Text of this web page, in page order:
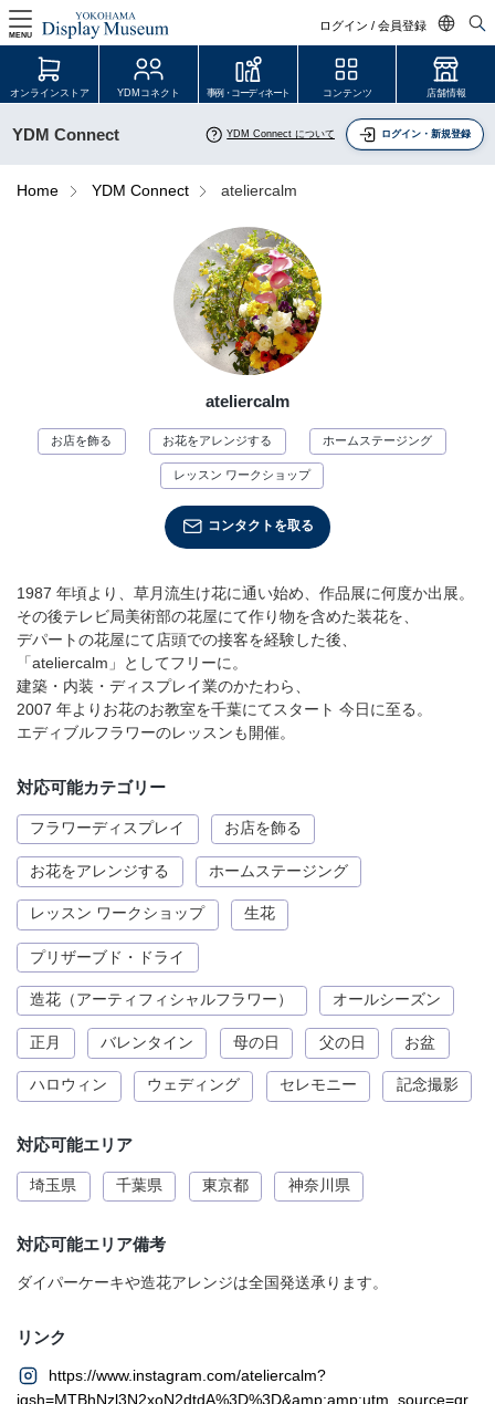
ログイン / 会員登録
日本語
中文简体
MENU
ログイン・会員登録
リンク
JDCA(ディスプレイスクール)
採用情報
お問い合わせ
プライバシーポリシー
OFFICIAL SNS
オンラインストア YDMコネクト 事例・コーディネート コンテンツ 店舗情報
YDM Connect YDM Connect について ログイン・新規登録
Home YDM Connect ateliercalm
ateliercalm
お店を飾る お花をアレンジする ホームステージング
レッスン ワークショップ
コンタクトを取る
1987 年頃より、草月流生け花に通い始め、作品展に何度か出展。
その後テレビ局美術部の花屋にて作り物を含めた装花を、
デパートの花屋にて店頭での接客を経験した後、
「ateliercalm」としてフリーに。
建築・内装・ディスプレイ業のかたわら、
2007 年よりお花のお教室を千葉にてスタート 今日に至る。
エディブルフラワーのレッスンも開催。
対応可能カテゴリー
フラワーディスプレイ お店を飾る
お花をアレンジする ホームステージング
レッスン ワークショップ 生花
プリザーブド・ドライ
造花（アーティフィシャルフラワー） オールシーズン
正月 バレンタイン 母の日 父の日 お盆
ハロウィン ウェディング セレモニー 記念撮影
対応可能エリア
埼玉県 千葉県 東京都 神奈川県
対応可能エリア備考
ダイパーケーキや造花アレンジは全国発送承ります。
リンク
https://www.instagram.com/ateliercalm?
igsh=MTBhNzl3N2xoN2dtdA%3D%3D&amp;amp;utm_source=qr